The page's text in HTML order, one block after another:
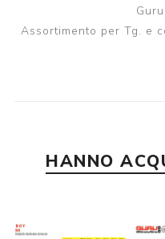
Assortimento per Tg. e
HANNO